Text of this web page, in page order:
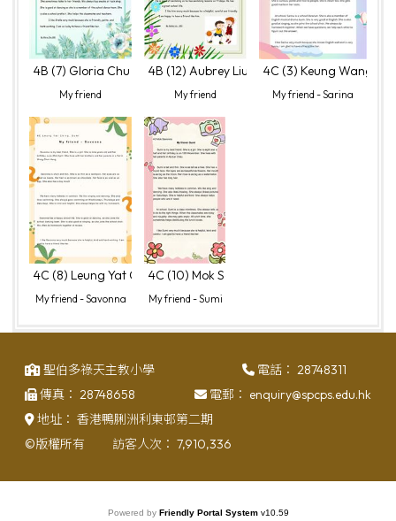
4B (7) Gloria Chu
My friend
4B (12) Aubrey Liu
My friend
4C (3) Keung Wang
My friend - Sarina
4C (8) Leung Yat Ching, Sumi
My friend - Savonna
4C (10) Mok Savonna
My friend - Sumi
聖伯多祿天主教小學 電話： 28748311
傳真： 28748658 電郵： enquiry@spcps.edu.hk
地址： 香港鴨脷洲利東邨第二期
©版權所有
訪客人次： 7,910,336
Powered by Friendly Portal System v10.59